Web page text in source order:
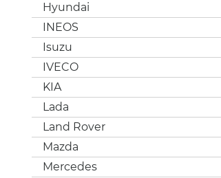
Hyundai
INEOS
Isuzu
IVECO
KIA
Lada
Land Rover
Mazda
Mercedes